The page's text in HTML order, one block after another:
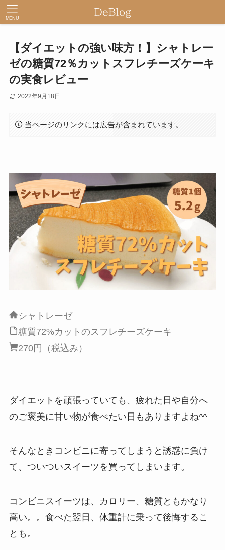
MENU
【ダイエットの強い味方！】シャトレー
ゼの糖質72％カットスフレチーズケーキ
の実食レビュー
2022年9月18日
当ページのリンクには広告が含まれています。
シャトレーゼ
糖質72%カットのスフレチーズケーキ
270円（税込み）
ダイエットを頑張っていても、疲れた日や自分へ
のご褒美に甘い物が食べたい日もありますよね^^
そんなときコンビニに寄ってしまうと誘惑に負け
て、ついついスイーツを買ってしまいます。
コンビニスイーツは、カロリー、糖質ともかなり
高い。。食べた翌日、体重計に乗って後悔するこ
とも。